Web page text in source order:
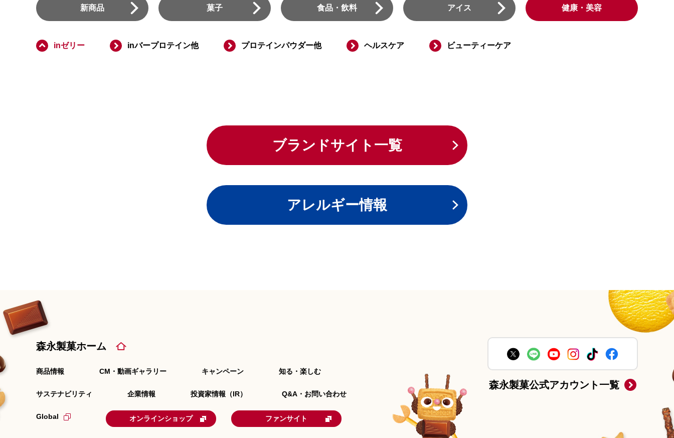
新商品 菓子 食品 ・ 飲料 アイス 健康 ・ 美容
inゼリー inバープロテイン他 プロテインパウダー他 ヘルスケア ビューティーケア
ブランドサイト一覧
アレルギー情報
森永製菓ホーム
商品情報 CM・動画ギャラリー キャンペーン 知る・楽しむ
サステナビリティ 企業情報 投資家情報（IR） Q&A・お問い合わせ
Global オンラインショップ ファンサイト
森永製菓公式アカウント一覧